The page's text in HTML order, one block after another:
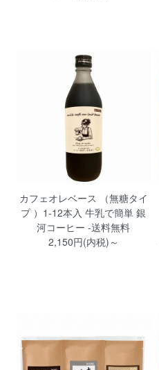
カフェオレベース （無糖タイ
プ ）1-12本入 牛乳で簡単 銀
河コーヒー -送料無料
2,150円(内税)～